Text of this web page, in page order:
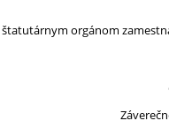
orgánom